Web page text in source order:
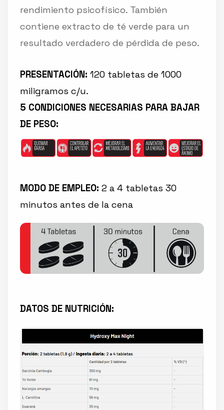
rendimiento psicofísico. También
contiene extracto de té verde para un
resultado verdadero de pérdida de peso.
PRESENTACIÓN: 120 tabletas de 1000
miligramos c/u.
5 CONDICIONES NECESARIAS PARA BAJAR
DE PESO:
MODO DE EMPLEO: 2 a 4 tabletas 30
minutos antes de la cena
DATOS DE NUTRICIÓN: